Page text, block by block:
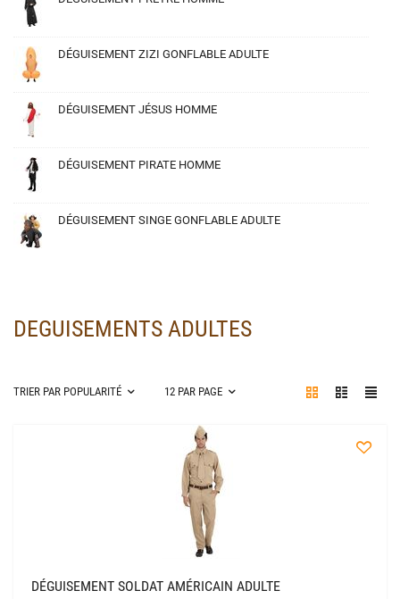
Shrek
Spiderman
Star Wars
Suicide Squad
Suitmeister
Superman
Thor
DÉGUISEMENT ZIZI GONFLABLE ADULTE
DÉGUISEMENT JÉSUS HOMME
DÉGUISEMENT PIRATE HOMME
DÉGUISEMENT SINGE GONFLABLE ADULTE
DEGUISEMENTS ADULTES
TRIER PAR POPULARITÉ 12 PAR PAGE
DÉGUISEMENT SOLDAT AMÉRICAIN ADULTE